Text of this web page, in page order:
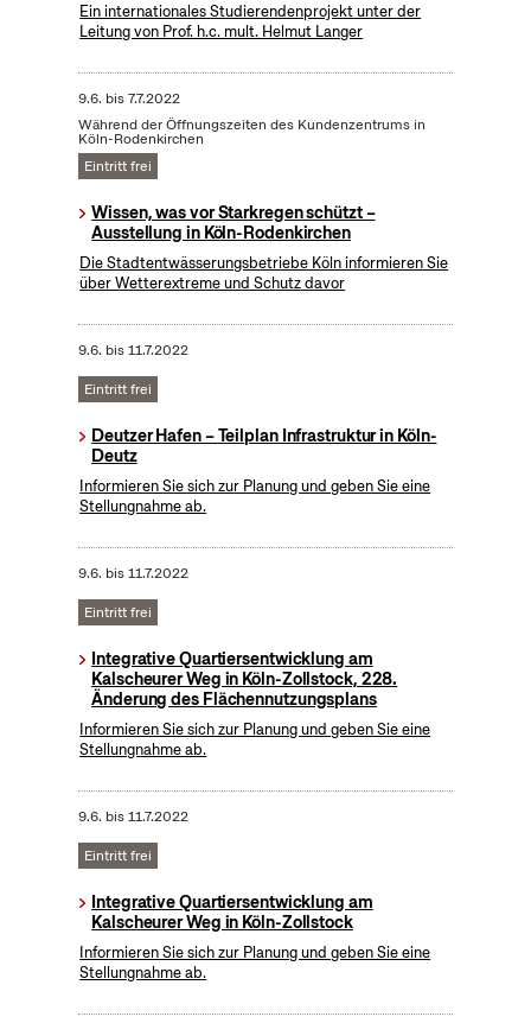
Ein internationales Studierendenprojekt unter der
Leitung von Prof. h.c. mult. Helmut Langer
9.6. bis7.7.2022
Während der Öffnungszeiten des Kundenzentrums in
Köln-Rodenkirchen
Eintritt frei
Wissen, was vor Starkregen schützt –
Ausstellung in Köln-Rodenkirchen
Die Stadtentwässerungsbetriebe Köln informieren Sie
über Wetterextreme und Schutz davor
9.6. bis11.7.2022
Eintritt frei
Deutzer Hafen – Teilplan Infrastruktur in Köln-
Deutz
Informieren Sie sich zur Planung und geben Sie eine
Stellungnahme ab.
9.6. bis11.7.2022
Eintritt frei
Integrative Quartiersentwicklung am
Kalscheurer Weg in Köln-Zollstock, 228.
Änderung des Flächennutzungsplans
Informieren Sie sich zur Planung und geben Sie eine
Stellungnahme ab.
9.6. bis11.7.2022
Eintritt frei
Integrative Quartiersentwicklung am
Kalscheurer Weg in Köln-Zollstock
Informieren Sie sich zur Planung und geben Sie eine
Stellungnahme ab.